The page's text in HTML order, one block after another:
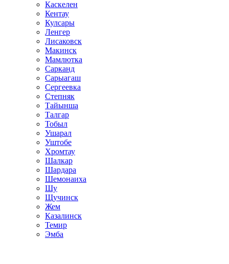
Каскелен
Кентау
Кулсары
Ленгер
Лисаковск
Макинск
Мамлютка
Сарканд
Сарыагаш
Сергеевка
Степняк
Тайынша
Талгар
Тобыл
Ушарал
Уштобе
Хромтау
Шалкар
Шардара
Шемонаиха
Шу
Щучинск
Жем
Казалинск
Темир
Эмба